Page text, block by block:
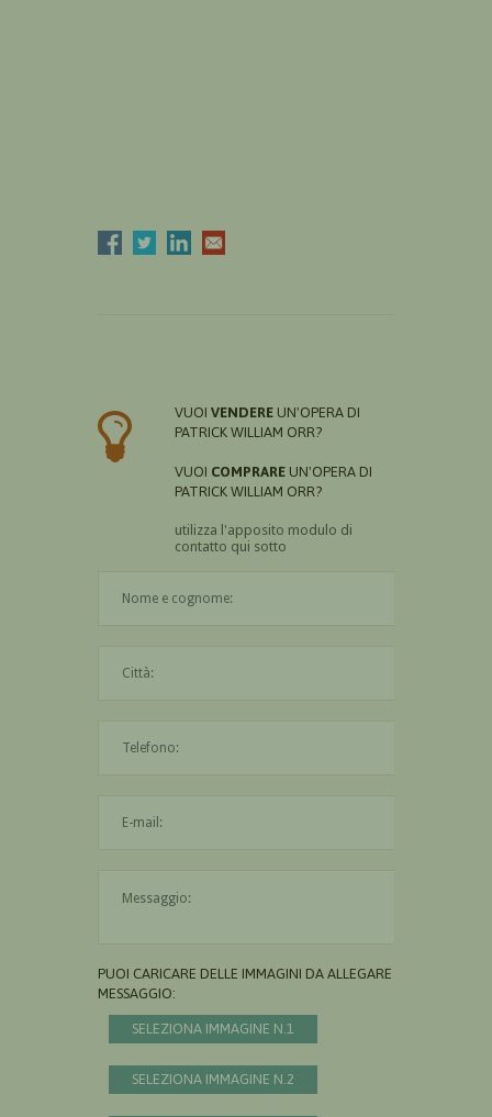
VUOI VENDERE UN'OPERA DI
PATRICK WILLIAM ORR?
VUOI COMPRARE UN'OPERA DI
PATRICK WILLIAM ORR?
utilizza l'apposito modulo di
contatto qui sotto
PUOI CARICARE DELLE IMMAGINI DA ALLEGARE AL
MESSAGGIO:
SELEZIONA IMMAGINE N.1
SELEZIONA IMMAGINE N.2